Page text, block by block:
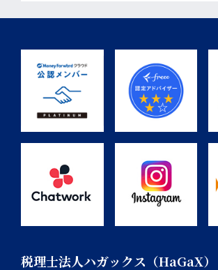
税理士法人ハガックス（HaGaX）